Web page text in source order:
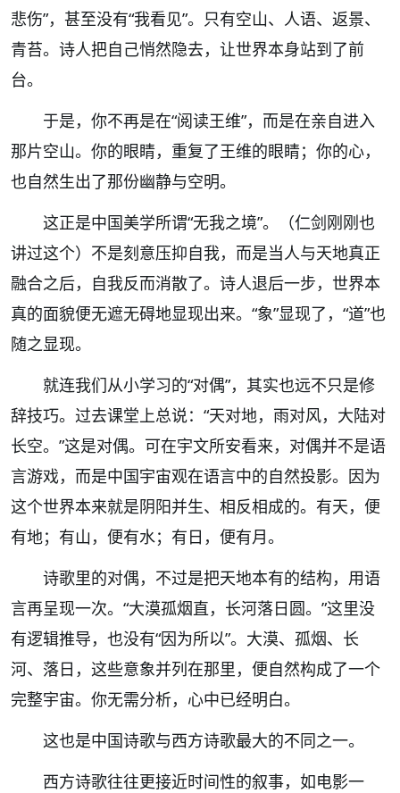
悲伤”，甚至没有“我看见”。只有空山、人语、返景、
青苔。诗人把自己悄然隐去，让世界本身站到了前
台。
于是，你不再是在“阅读王维”，而是在亲自进入
那片空山。你的眼睛，重复了王维的眼睛；你的心，
也自然生出了那份幽静与空明。
这正是中国美学所谓“无我之境”。（仁剑刚刚也
讲过这个）不是刻意压抑自我，而是当人与天地真正
融合之后，自我反而消散了。诗人退后一步，世界本
真的面貌便无遮无碍地显现出来。“象”显现了，“道”也
随之显现。
就连我们从小学习的“对偶”，其实也远不只是修
辞技巧。过去课堂上总说：“天对地，雨对风，大陆对
长空。”这是对偶。可在宇文所安看来，对偶并不是语
言游戏，而是中国宇宙观在语言中的自然投影。因为
这个世界本来就是阴阳并生、相反相成的。有天，便
有地；有山，便有水；有日，便有月。
诗歌里的对偶，不过是把天地本有的结构，用语
言再呈现一次。“大漠孤烟直，长河落日圆。”这里没
有逻辑推导，也没有“因为所以”。大漠、孤烟、长
河、落日，这些意象并列在那里，便自然构成了一个
完整宇宙。你无需分析，心中已经明白。
这也是中国诗歌与西方诗歌最大的不同之一。
西方诗歌往往更接近时间性的叙事，如电影一